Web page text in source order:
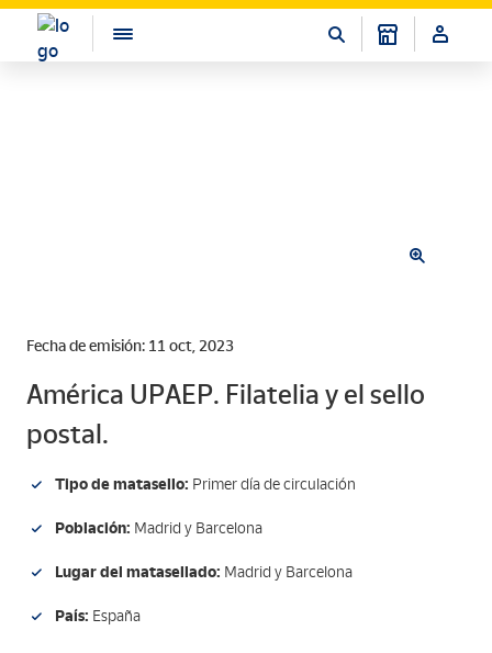
Fecha de emisión: 11 oct, 2023
América UPAEP. Filatelia y el sello
postal.
Tipo de matasello: Primer día de circulación
Población: Madrid y Barcelona
Lugar del matasellado: Madrid y Barcelona
País: España